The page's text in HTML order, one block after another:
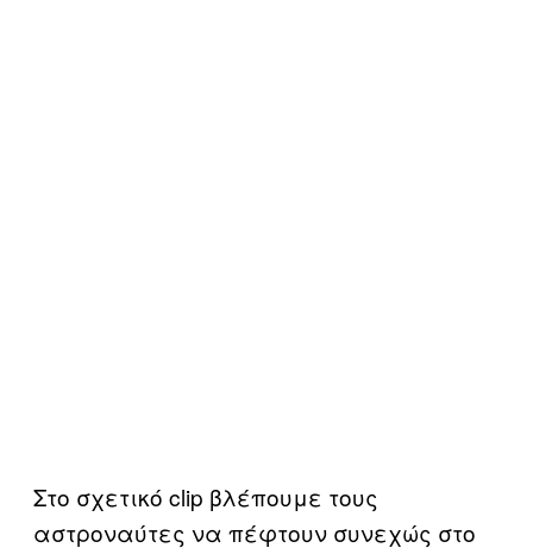
Στο σχετικό clip βλέπουμε τους
αστροναύτες να πέφτουν συνεχώς στο